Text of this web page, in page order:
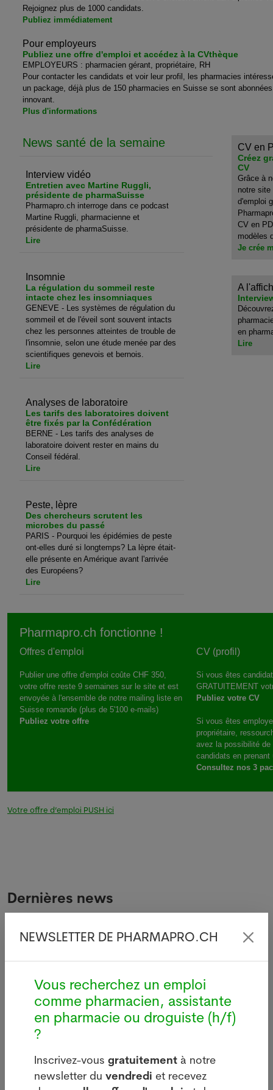
Rejoignez plus de 1000 candidats.
Publiez immédiatement
Pour employeurs
Publiez une offre d'emploi et accédez à la CVthèque
EMPLOYEURS : pharmacien gérant, propriétaire, RH
Pour contacter les candidats et voir leur profil, les pharmacies
un package, déjà plus de 150 pharmacies en Suisse se sont
innovant.
Plus d'informations
News santé de la semaine
Interview vidéo
Entretien avec Martine Ruggli,
présidente de pharmaSuisse
Pharmapro.ch interroge dans ce podcast
Martine Ruggli, pharmacienne et
présidente de pharmaSuisse.
Lire
Insomnie
La régulation du sommeil reste
intacte chez les insomniaques
GENEVE - Les systèmes de régulation du
sommeil et de l'éveil sont souvent intacts
chez les personnes atteintes de trouble de
l'insomnie, selon une étude menée par des
scientifiques genevois et bernois.
Lire
Analyses de laboratoire
Les tarifs des laboratoires doivent
être fixés par la Confédération
BERNE - Les tarifs des analyses de
laboratoire doivent rester en mains du
Conseil fédéral.
Lire
Peste, lèpre
Des chercheurs scrutent les
microbes du passé
PARIS - Pourquoi les épidémies de peste
ont-elles duré si longtemps? La lèpre était-
elle présente en Amérique avant l'arrivée
des Européens?
Lire
CV en
Créez
CV
Grâce à
notre
d'emploi
CV en
modèles
Je crée
A
en
Lire
Pharmapro.ch fonctionne !
Offres d'emploi
Publier une offre d'emploi coûte CHF 350,
votre offre reste 9 semaines sur le site et est
envoyée à l'ensemble de notre mailing liste en
Suisse romande (plus de 5'100 e-mails)
Publiez votre offre
CV (profil)
Si vous êtes
GRATUITEMENT
Publiez votre CV
Si vous êtes
propriétaire,
avez la possibilité
candidats en prenant
Consultez nos 3
Votre offre d’emploi PUSH ici
Dernières news
Bâle : source
bâtiment de Manor
05.08.2026
BÂLE - Aucun
légionellose n'a été
signalé mardi à
Bâle-Ville après la
confirme
aviaire
NEWSLETTER DE PHARMAPRO.CH
Vous recherchez un emploi
comme pharmacien, assistante
en pharmacie ou droguiste (h/f)
?
Inscrivez-vous gratuitement à notre
newsletter du vendredi et recevez